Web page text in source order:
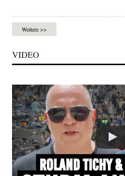
Weitere >>
VIDEO